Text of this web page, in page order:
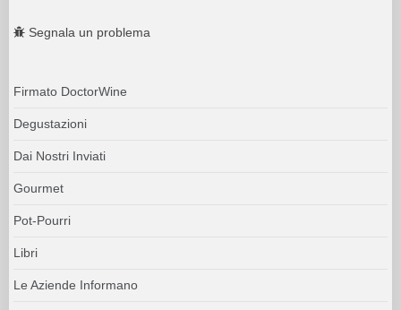
Segnala un problema
Firmato DoctorWine
Degustazioni
Dai Nostri Inviati
Gourmet
Pot-Pourri
Libri
Le Aziende Informano